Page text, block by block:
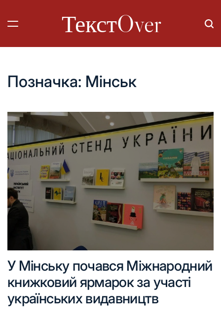
вмісту
ТекстOver
Позначка: Мінськ
У Мінську почався Міжнародний
книжковий ярмарок за участі
українських видавництв